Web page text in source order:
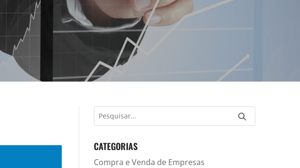
CATEGORIAS
Compra e Venda de Empresas